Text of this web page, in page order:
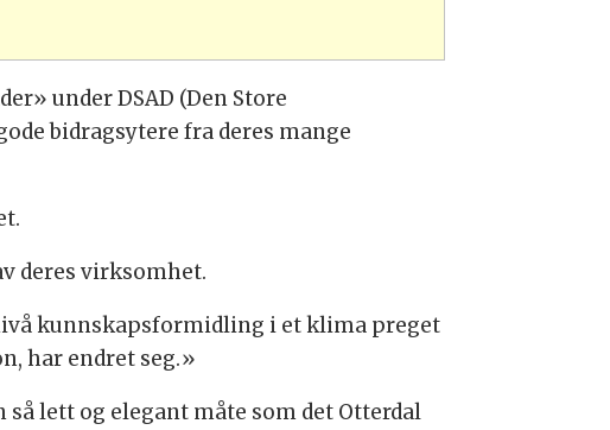
under DSAD (Den Store
bidragsytere fra deres mange
deres virksomhet.
kunnskapsformidling i et klima preget
har endret seg.»
lett og elegant måte som det Otterdal